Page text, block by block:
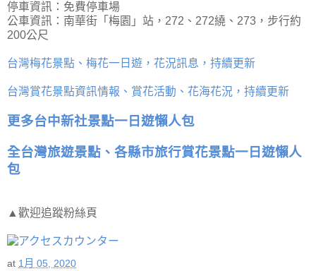
停車資訊：免費停車場
公車資訊：南華街「梅園」站，272、272繞、273，步行約
200公尺
台灣梅花景點、梅花一日遊，花況訊息，持續更新
台灣賞花景點資訊情報、賞花活動、花海花況，持續更新
更多台中新社景點一日遊懶人包
全台灣旅遊景點、各縣市旅行賞花景點一日遊懶人
包
▲歡迎追蹤粉絲頁
at 1月 05, 2020